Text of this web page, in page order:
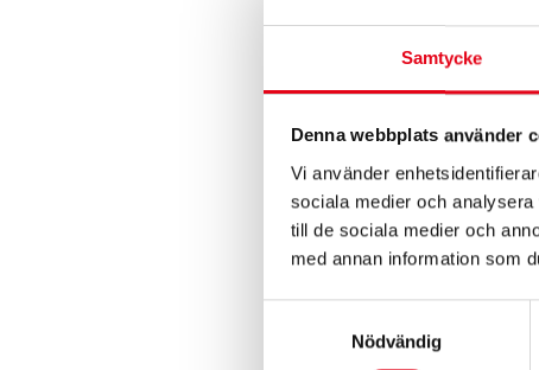
Samtycke
Denna webbplats använder
Vi använder
sociala medier och
till de sociala medier och
med annan information som
Nödvändig
LADDB
527,20krexkl.